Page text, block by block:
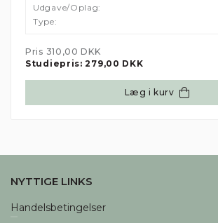
Udgave/oplag:
Type:
Pris 310,00 DKK
Studiepris: 279,00 DKK
Læg i kurv
NYTTIGE LINKS
Handelsbetingelser